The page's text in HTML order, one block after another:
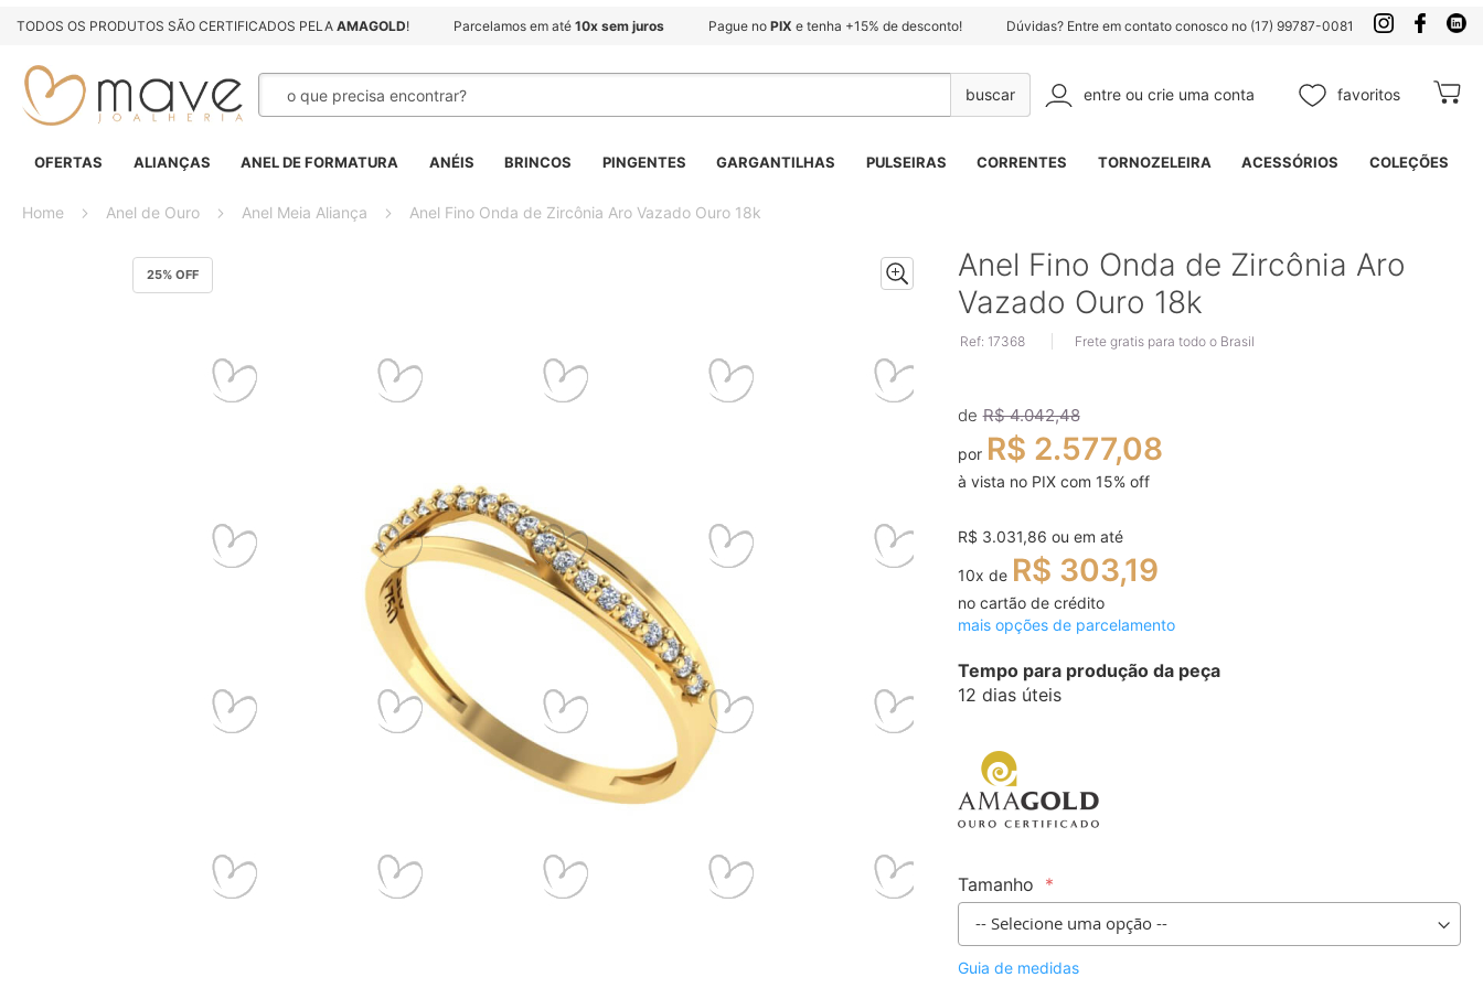
TODOS OS PRODUTOS SÃO CERTIFICADOS PELA AMAGOLD! Parcelamos em até 10x sem juros Pague no PIX e tenha +15% de desconto! Dúvidas? Entre em contato conosco no (17) 99787-0081
Pesquisa
Pesquisa
entre ou crie uma conta favoritos Meu
OFERTAS ALIANÇAS ANEL DE FORMATURA ANÉIS BRINCOS PINGENTES GARGANTILHAS PULSEIRAS CORRENTES TORNOZELEIRA ACESSÓRIOS COLEÇÕES
Home Anel de Ouro Anel Meia Aliança Anel Fino Onda de Zircônia Aro Vazado Ouro 18k
25% OFF
Anel Fino Onda de Zircônia Aro
Vazado Ouro 18k
Ref: 17368 Frete gratis para todo o Brasil
de R$ 4.042,48
por R$ 2.577,08
à vista no PIX com 15% off
R$ 3.031,86 ou em até
10x de R$ 303,19
no cartão de crédito
mais opções de parcelamento
Tempo para produção da peça
12 dias úteis
Tamanho
Guia de medidas